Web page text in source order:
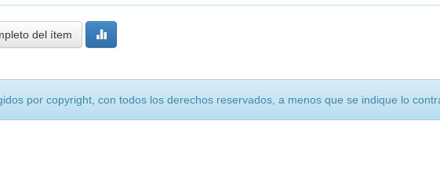
del ítem
por copyright, con todos los derechos reservados, a menos que se indique lo